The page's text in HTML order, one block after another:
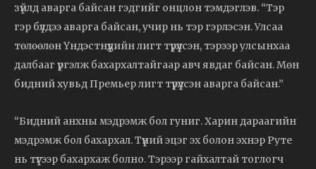
зүйлд аварга байсан гэдгийг онцлон тэмдэглэв. “Тэр
гэр бүлдээ аварга байсан, учир нь тэр гэрлэсэн. Улсаа
төлөөлөн Үндэстнүүдийн лигт түрүүлсэн, тэрээр улсынхаа
далбааг үргэлж бахархалтайгаар авч явдаг байсан. Мөн
бидний хувьд Премьер лигт түрүүлсэн аварга байсан.”
“Бидний анхны мэдрэмж бол гуниг. Харин дараагийн
мэдрэмж бол бахархал. Түүний эцэг эх болон эхнэр Руте
нь түүгээр бахархаж болно. Тэрээр гайхалтай тоглогч